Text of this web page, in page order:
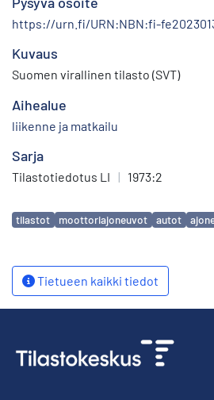
https://urn.fi/URN:NBN:fi-
Kuvaus
Suomen virallinen tilasto (SVT)
Aihealue
liikenne ja matkailu
Sarja
Tilastotiedotus LI | 1973:2
Avainsanat
tilastot moottoriajoneuvot autot
Tietueen kaikki tiedot